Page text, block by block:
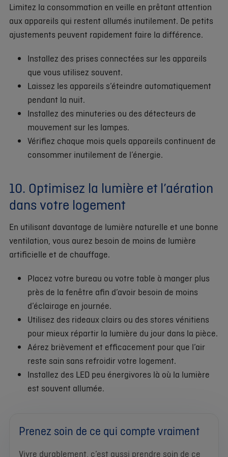
Limitez la consommation en veille en prêtant attention
aux appareils qui restent allumés inutilement. De petits
ajustements peuvent rapidement faire la différence.
Installez des prises connectées sur les appareils
que vous utilisez souvent.
Laissez les appareils s’éteindre automatiquement
pendant la nuit.
Installez des minuteries ou des détecteurs de
mouvement sur les lampes.
Vérifiez chaque mois quels appareils continuent de
consommer inutilement de l’énergie.
10. Optimisez la lumière et l’aération
dans votre logement
En utilisant davantage de lumière naturelle et une bonne
ventilation, vous aurez besoin de moins de lumière
artificielle et de chauffage.
Placez votre bureau ou votre table à manger plus
près de la fenêtre afin d’avoir besoin de moins
d’éclairage en journée.
Utilisez des rideaux clairs ou des stores vénitiens
pour mieux répartir la lumière du jour dans la pièce.
Aérez brièvement et efficacement pour que l’air
reste sain sans refroidir votre logement.
Installez des LED peu énergivores là où la lumière
est souvent allumée.
Prenez soin de ce qui compte vraiment
Vivre durablement, c’est aussi prendre soin de ce